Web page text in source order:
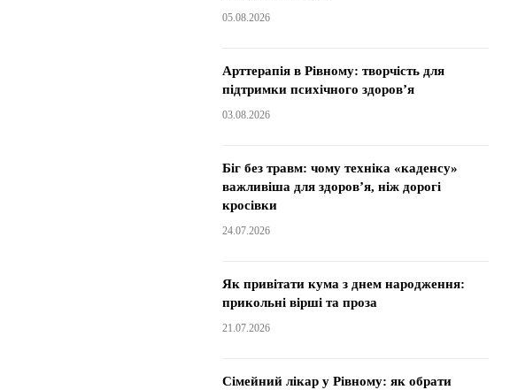
05.08.2026
Арттерапія в Рівному: творчість для
підтримки психічного здоров’я
03.08.2026
Біг без травм: чому техніка «каденсу»
важливіша для здоров’я, ніж дорогі
кросівки
24.07.2026
Як привітати кума з днем народження:
прикольні вірші та проза
21.07.2026
Сімейний лікар у Рівному: як обрати